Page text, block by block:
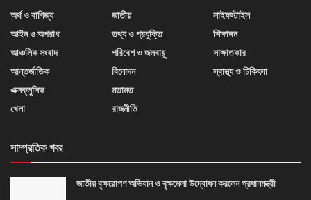
অর্থ ও বাণিজ্য
আইন ও অপরাধ
আঞ্চলিক সংবাদ
আন্তর্জাতিক
এক্সক্লুসিভ
খেলা
জাতীয়
তথ্য ও প্রযুক্তি
পরিবেশ ও জলবায়ু
বিনোদন
মতামত
রাজনীতি
লাইফস্টাইল
শিক্ষাঙ্গন
সাক্ষাতকার
স্বাস্থ্য ও চিকিৎসা
সাম্প্রতিক খবর
জাতীয় বৃক্ষরোপণ অভিযান ও বৃক্ষমেলা উদ্বোধন করলেন প্রধানমন্ত্রী